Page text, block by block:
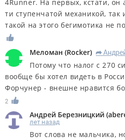
4Runner. На первых, кстати, он
ти ступенчатой механикой,
такой на этого бегимотика не
Меломан (Rocker) R
Потому что налог с 270
вообще бы хотел видеть в
Форчунер - внешне нравится
2
Андрей Березницкий (
лет назад
Вот слова не мальчика,